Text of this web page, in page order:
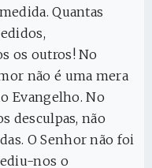
Quantas
os outros! No
não é uma mera
Evangelho. No
desculpas, não
O Senhor não foi
nos o